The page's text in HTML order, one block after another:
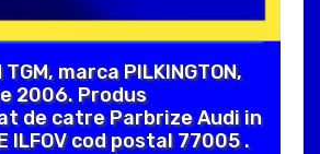
marca PILKINGTON,
2006. Produs
de catre Parbrize Audi in
ILFOV cod postal 77005 .